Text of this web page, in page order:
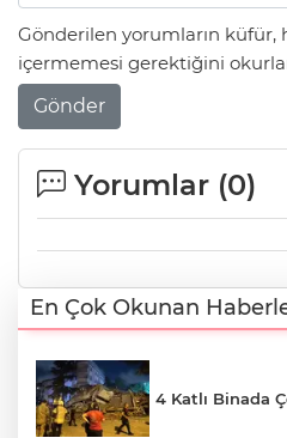
Gönderilen yorumların küfür,
içermemesi gerektiğini
Gönder
Yorumlar (0)
En Çok Okunan
4 Katlı Binada